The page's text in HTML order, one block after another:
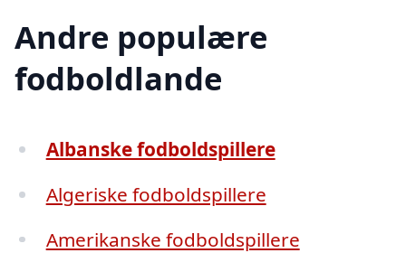
Andre populære
fodboldlande
Albanske fodboldspillere
Algeriske fodboldspillere
Amerikanske fodboldspillere